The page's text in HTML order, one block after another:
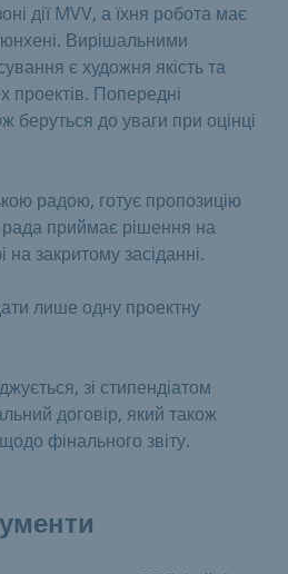
дії MVV, а їхня робота має
Вирішальними
є художня якість та
проектів. Попередні
беруться до уваги при оцінці
радою, готує пропозицію
приймає рішення на
на закритому засіданні.
лише одну проектну
зі стипендіатом
договір, який також
фінального звіту.